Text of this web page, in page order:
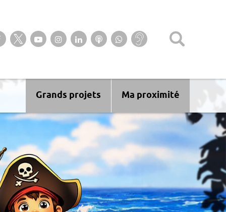
Suivez-nous sur notre page Facebook
Suivez-nous sur Twitter
Suivez-nous sur YouTube
Suivez-nous sur Instagram
Retrouvez-nous sur Linkedin
Ecoutez nos Podcasts
Suivez-nous sur
WhatsApp
Baisse
d’audition ?
Ma proximité
Grands projets